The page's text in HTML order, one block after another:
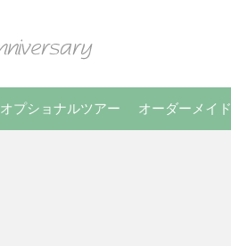
オプショナルツアー オーダーメイド